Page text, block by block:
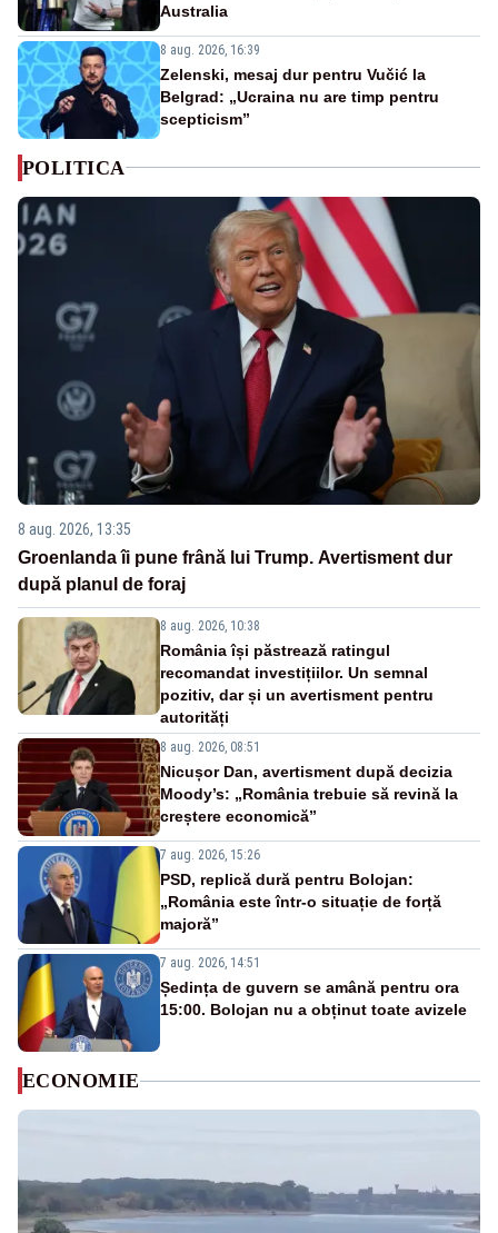
Australia
8 aug. 2026, 16:39
Zelenski, mesaj dur pentru Vučić la
Belgrad: „Ucraina nu are timp pentru
scepticism”
POLITICA
8 aug. 2026, 13:35
Groenlanda îi pune frână lui Trump. Avertisment dur
după planul de foraj
8 aug. 2026, 10:38
România își păstrează ratingul
recomandat investițiilor. Un semnal
pozitiv, dar și un avertisment pentru
autorități
8 aug. 2026, 08:51
Nicușor Dan, avertisment după decizia
Moody’s: „România trebuie să revină la
creștere economică”
7 aug. 2026, 15:26
PSD, replică dură pentru Bolojan:
„România este într-o situație de forță
majoră”
7 aug. 2026, 14:51
Ședința de guvern se amână pentru ora
15:00. Bolojan nu a obținut toate avizele
ECONOMIE